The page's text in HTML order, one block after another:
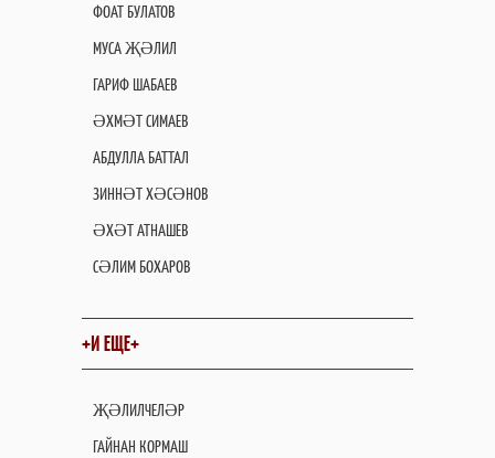
ФОАТ БУЛАТОВ
МУСА ҖӘЛИЛ
ГАРИФ ШАБАЕВ
ӘХМӘТ СИМАЕВ
АБДУЛЛА БАТТАЛ
ЗИННӘТ ХӘСӘНОВ
ӘХӘТ АТНАШЕВ
СӘЛИМ БОХАРОВ
+И ЕЩЕ+
ҖӘЛИЛЧЕЛӘР
ГАЙНАН КОРМАШ